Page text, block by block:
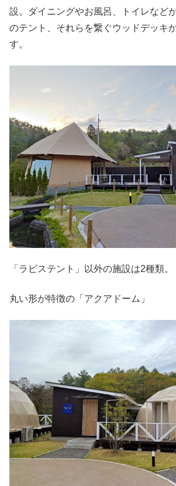
設。ダイニングやお風呂、トイレなど
のテント、それらを繋ぐウッドデッキ
す。
「ラピステント」以外の施設は2種類。
丸い形が特徴の「アクアドーム」